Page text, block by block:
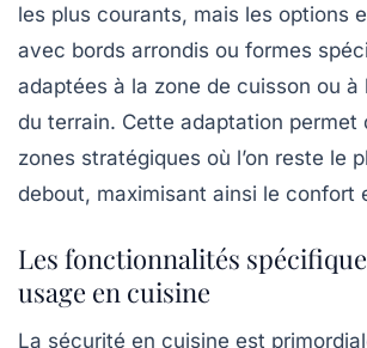
les plus courants, mais les options
avec bords arrondis ou formes
adaptées à la zone de cuisson ou à
du terrain. Cette adaptation permet
zones stratégiques où l’on reste le
debout, maximisant ainsi le confort
Les fonctionnalités
usage en cuisine
La sécurité en cuisine est